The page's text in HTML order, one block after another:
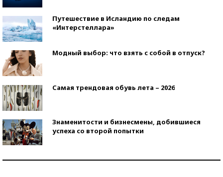
Путешествие в Исландию по следам
«Интерстеллара»
Модный выбор: что взять с собой в отпуск?
Самая трендовая обувь лета – 2026
Знаменитости и бизнесмены, добившиеся
успеха со второй попытки